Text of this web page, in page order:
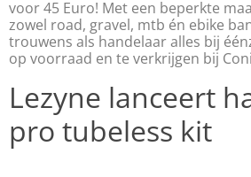
voor 45 Euro! Met een beperkte
zowel road, gravel, mtb én ebike
trouwens als handelaar alles bij
op voorraad en te verkrijgen bij
Lezyne lanceert
pro tubeless kit